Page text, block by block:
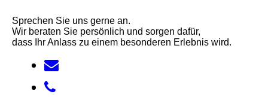
Sprechen Sie uns gerne an.
Wir beraten Sie persönlich und sorgen dafür,
dass Ihr Anlass zu einem besonderen Erlebnis wird.